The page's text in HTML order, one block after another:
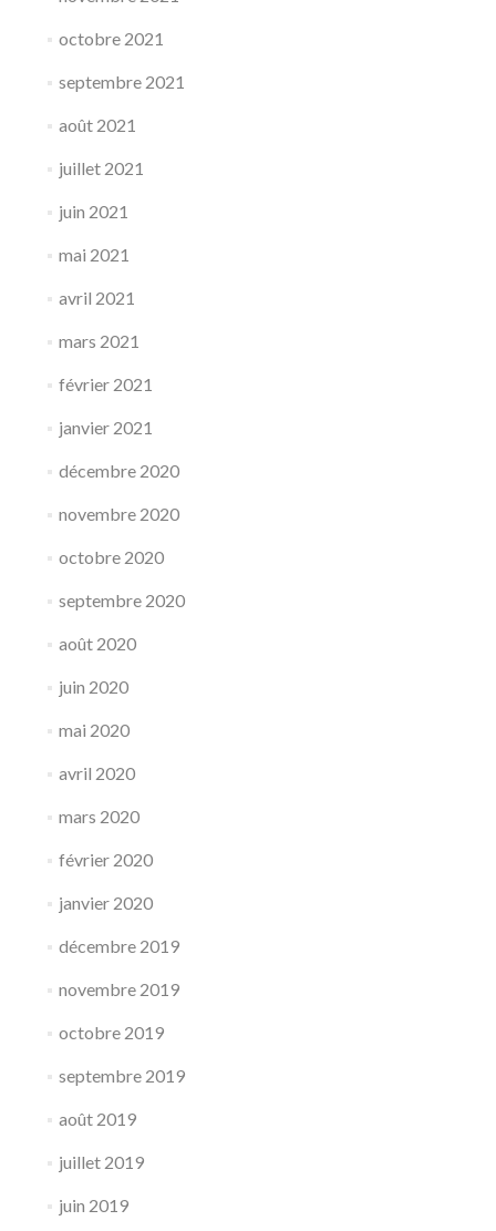
octobre 2021
septembre 2021
août 2021
juillet 2021
juin 2021
mai 2021
avril 2021
mars 2021
février 2021
janvier 2021
décembre 2020
novembre 2020
octobre 2020
septembre 2020
août 2020
juin 2020
mai 2020
avril 2020
mars 2020
février 2020
janvier 2020
décembre 2019
novembre 2019
octobre 2019
septembre 2019
août 2019
juillet 2019
juin 2019